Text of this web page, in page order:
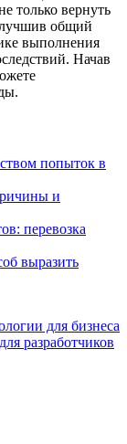
только вернуть
общий
выполнения
Начав
попыток в
и
перевозка
выразить
для бизнеса
разработчиков